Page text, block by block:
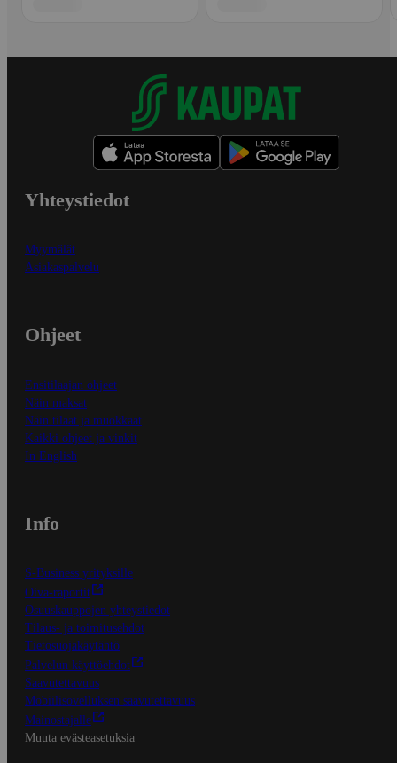
Yhteystiedot
Myymälät
Asiakaspalvelu
Ohjeet
Ensitilaajan ohjeet
Näin maksat
Näin tilaat ja muokkaat
Kaikki ohjeet ja vinkit
In English
Info
S-Business yrityksille
Oiva-raportit
Osuuskauppojen yhteystiedot
Tilaus- ja toimitusehdot
Tietosuojakäytäntö
Palvelun käyttöehdot
Saavutettavuus
Mobiilisovelluksen saavutettavuus
Mainostajalle
Muuta evästeasetuksia